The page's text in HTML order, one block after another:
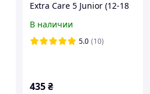
Extra Care 5 Junior (12-18
В наличии
5.0 (10)
435₴